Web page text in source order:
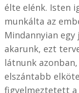
élte elénk. Isten
munkálta az
Mindannyian
akarunk, ezt
látnunk
elszántabb
figyelmeztetett a